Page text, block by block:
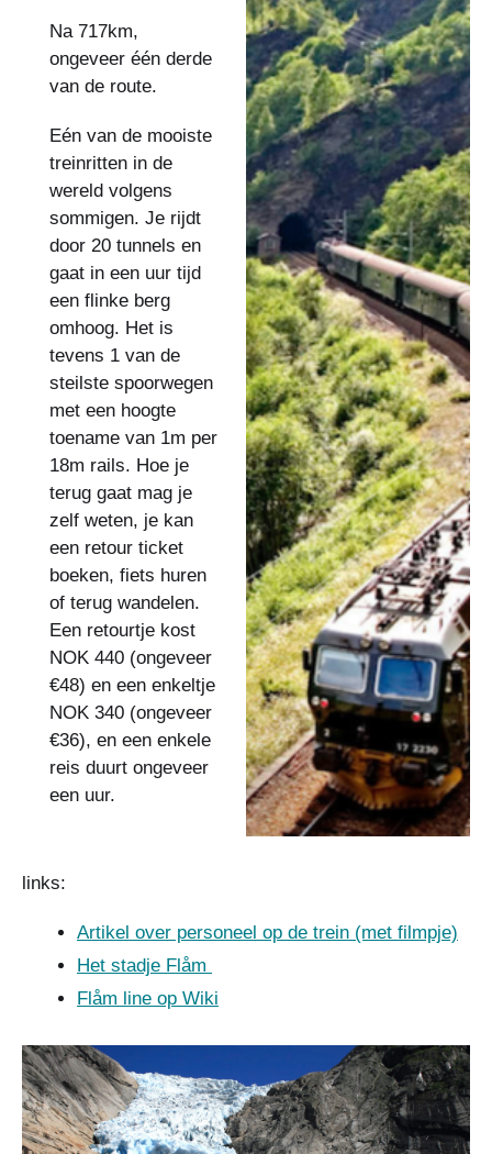
Na 717km,
ongeveer één derde
van de route.
Eén van de mooiste
treinritten in de
wereld volgens
sommigen. Je rijdt
door 20 tunnels en
gaat in een uur tijd
een flinke berg
omhoog. Het is
tevens 1 van de
steilste spoorwegen
met een hoogte
toename van 1m per
18m rails. Hoe je
terug gaat mag je
zelf weten, je kan
een retour ticket
boeken, fiets huren
of terug wandelen.
Een retourtje kost
NOK 440 (ongeveer
€48) en een enkeltje
NOK 340 (ongeveer
€36), en een enkele
reis duurt ongeveer
een uur.
links:
Artikel over personeel op de trein (met filmpje)
Het stadje Flåm
Flåm line op Wiki